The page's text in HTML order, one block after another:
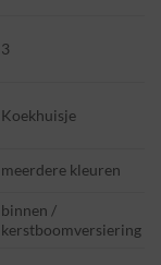
3
Koekhuisje
meerdere kleuren
binnen /
kerstboomversiering